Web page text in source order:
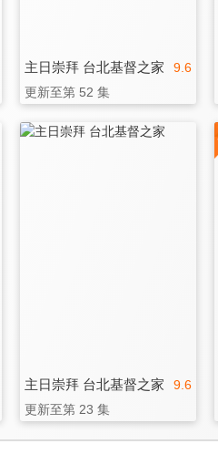
9.6
主日崇拜 台北基督之家
更新至第 52 集
9.6
主日崇拜 台北基督之家
更新至第 23 集